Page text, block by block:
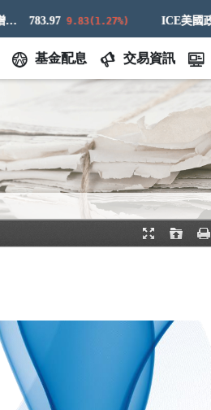
783.97 9.83(1.27%)
基金配息 交易資訊